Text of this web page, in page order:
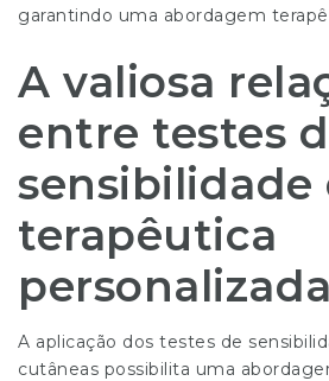
garantindo uma abordagem
A valiosa
entre testes
sensibilidade
terapêutica
personalizada
A aplicação dos testes de
cutâneas possibilita uma